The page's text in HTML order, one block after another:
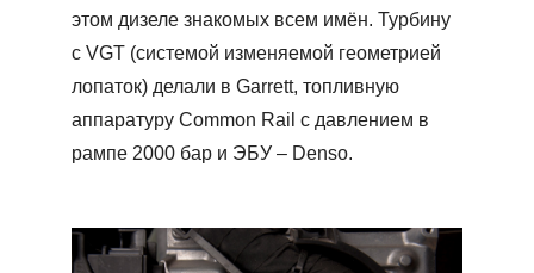
этом дизеле знакомых всем имён. Турбину
с VGT (системой изменяемой геометрией
лопаток) делали в Garrett, топливную
аппаратуру Common Rail с давлением в
рампе 2000 бар и ЭБУ – Denso.